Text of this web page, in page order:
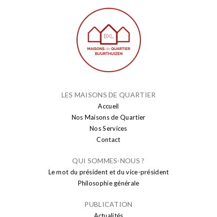
LES MAISONS DE QUARTIER
Accueil
Nos Maisons de Quartier
Nos Services
Contact
QUI SOMMES-NOUS ?
Le mot du président et du vice-président
Philosophie générale
PUBLICATION
Actualités